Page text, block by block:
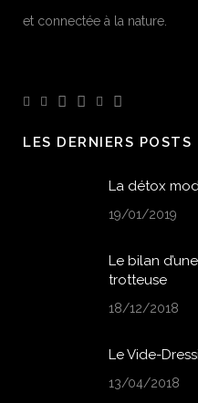
et connectée à la nature.
LES DERNIERS POSTS
La détox
19/01/2019
Le bilan
trotteuse
18/12/2018
Le Vide-
13/04/2018